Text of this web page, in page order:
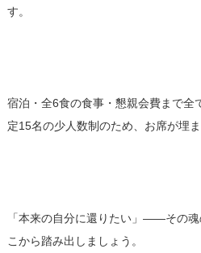
す。
宿泊・全6食の食事・懇親会費まで全
定15名の少人数制のため、お席が埋
「本来の自分に還りたい」——その
こから踏み出しましょう。